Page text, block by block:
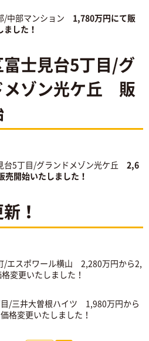
/中部マンション
1,780万円にて販
した！
士見台5丁目/グ
メゾン光ケ丘 販
台5丁目/グランドメゾン光ケ丘
2,6
売開始いたしました！
！
/エスポワール横山 2,280万円から2,
変更いたしました！
/三井大曽根ハイツ 1,980万円から
格変更いたしました！